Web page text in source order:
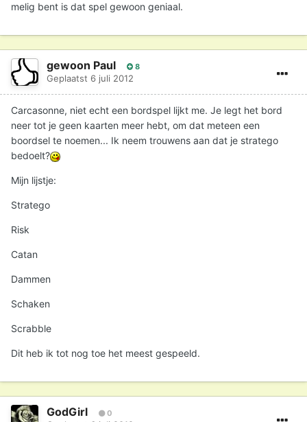
melig bent is dat spel gewoon geniaal.
gewoon Paul 8
Geplaatst 6 juli 2012
Carcasonne, niet echt een bordspel lijkt me. Je legt het bord
neer tot je geen kaarten meer hebt, om dat meteen een
boordsel te noemen... Ik neem trouwens aan dat je stratego
bedoelt?
Mijn lijstje:
Stratego
Risk
Catan
Dammen
Schaken
Scrabble
Dit heb ik tot nog toe het meest gespeeld.
GodGirl 0